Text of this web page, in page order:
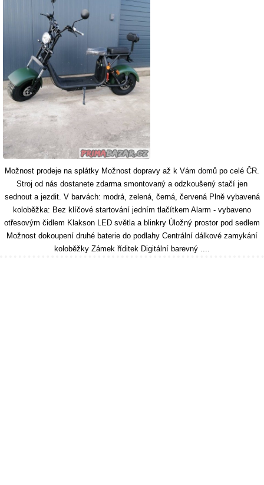
Možnost prodeje na splátky Možnost dopravy až k Vám domů po celé ČR.
Stroj od nás dostanete zdarma smontovaný a odzkoušený stačí jen
sednout a jezdit. V barvách: modrá, zelená, černá, červená Plně vybavená
koloběžka: Bez klíčové startování jedním tlačítkem Alarm - vybaveno
otřesovým čidlem Klakson LED světla a blinkry Úložný prostor pod sedlem
Možnost dokoupení druhé baterie do podlahy Centrální dálkové zamykání
koloběžky Zámek říditek Digitální barevný ....